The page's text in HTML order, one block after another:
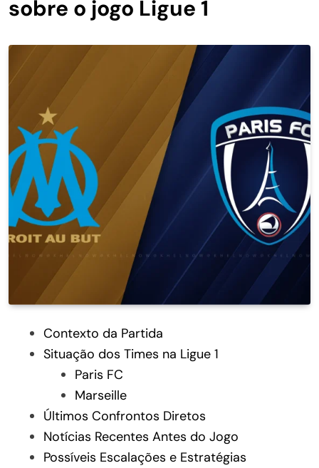
sobre o jogo Ligue 1
Contexto da Partida
Situação dos Times na Ligue 1
Paris FC
Marseille
Últimos Confrontos Diretos
Notícias Recentes Antes do Jogo
Possíveis Escalações e Estratégias